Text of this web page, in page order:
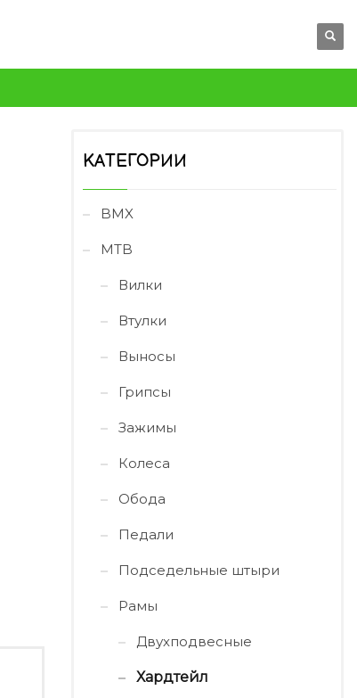
КАТЕГОРИИ
BMX
MTB
Вилки
Втулки
Выносы
Грипсы
Зажимы
Колеса
Обода
Педали
Подседельные штыри
Рамы
Двухподвесные
Хардтейл